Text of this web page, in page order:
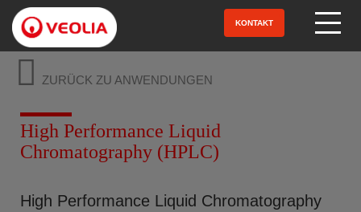
Direkt
zum
Inhalt
KONTAKT
ZURÜCK ZU ANWENDUNGEN
High Performance Liquid
Chromatography (HPLC)
High Performance Liquid Chromatography